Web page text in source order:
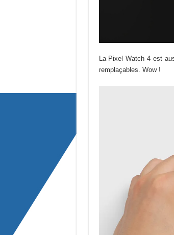
La Pixel Watch 4 est
remplaçables. Wow !